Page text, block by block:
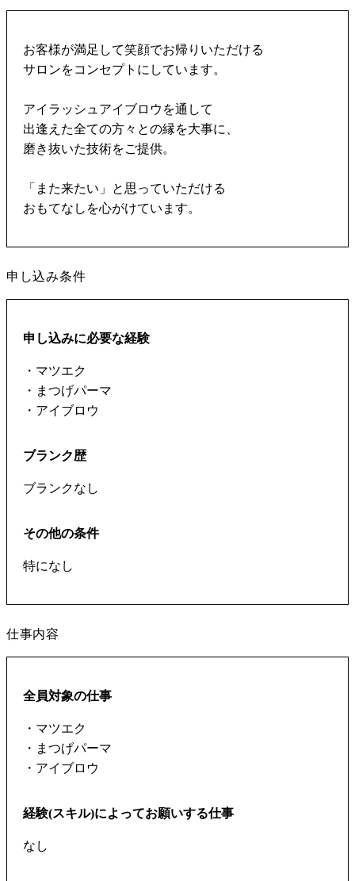
お客様が満足して笑顔でお帰りいただける
サロンをコンセプトにしています。
アイラッシュアイブロウを通して
出逢えた全ての方々との縁を大事に、
磨き抜いた技術をご提供。
「また来たい」と思っていただける
おもてなしを心がけています。
申し込み条件
申し込みに必要な経験
・マツエク
・まつげパーマ
・アイブロウ
ブランク歴
ブランクなし
その他の条件
特になし
仕事内容
全員対象の仕事
・マツエク
・まつげパーマ
・アイブロウ
経験(スキル)によってお願いする仕事
なし